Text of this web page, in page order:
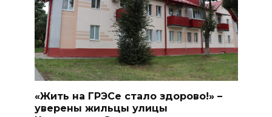
«Жить на ГРЭСе стало здорово!» –
уверены жильцы улицы